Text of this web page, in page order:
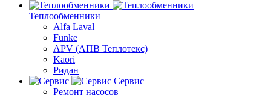
Теплообменники
Alfa Laval
Funke
APV (АПВ Теплотекс)
Kaori
Ридан
Сервис
Ремонт насосов